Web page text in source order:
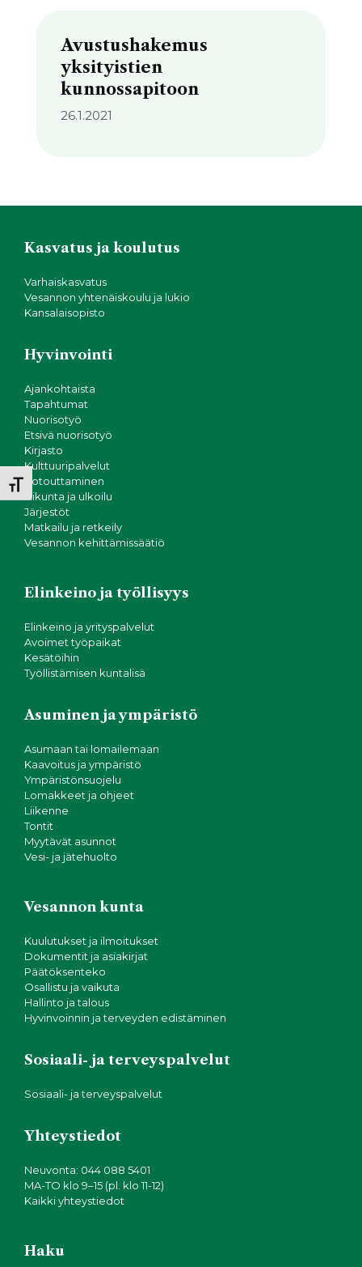
Toggle Font size
Avustushakemus
yksityistien
kunnossapitoon
26.1.2021
Kasvatus ja koulutus
Varhaiskasvatus
Vesannon yhtenäiskoulu ja lukio
Kansalaisopisto
Hyvinvointi
Ajankohtaista
Tapahtumat
Nuorisotyö
Etsivä nuorisotyö
Kirjasto
Kulttuuripalvelut
Kotouttaminen
Liikunta ja ulkoilu
Järjestöt
Matkailu ja retkeily
Vesannon kehittämissäätiö
Elinkeino ja työllisyys
Elinkeino ja yrityspalvelut
Avoimet työpaikat
Kesätöihin
Työllistämisen kuntalisä
Asuminen ja ympäristö
Asumaan tai lomailemaan
Kaavoitus ja ympäristö
Ympäristönsuojelu
Lomakkeet ja ohjeet
Liikenne
Tontit
Myytävät asunnot
Vesi- ja jätehuolto
Vesannon kunta
Kuulutukset ja ilmoitukset
Dokumentit ja asiakirjat
Päätöksenteko
Osallistu ja vaikuta
Hallinto ja talous
Hyvinvoinnin ja terveyden edistäminen
Sosiaali- ja terveyspalvelut
Sosiaali- ja terveyspalvelut
Yhteystiedot
Neuvonta: 044 088 5401
MA-TO klo 9–15 (pl. klo 11-12)
Kaikki yhteystiedot
Haku